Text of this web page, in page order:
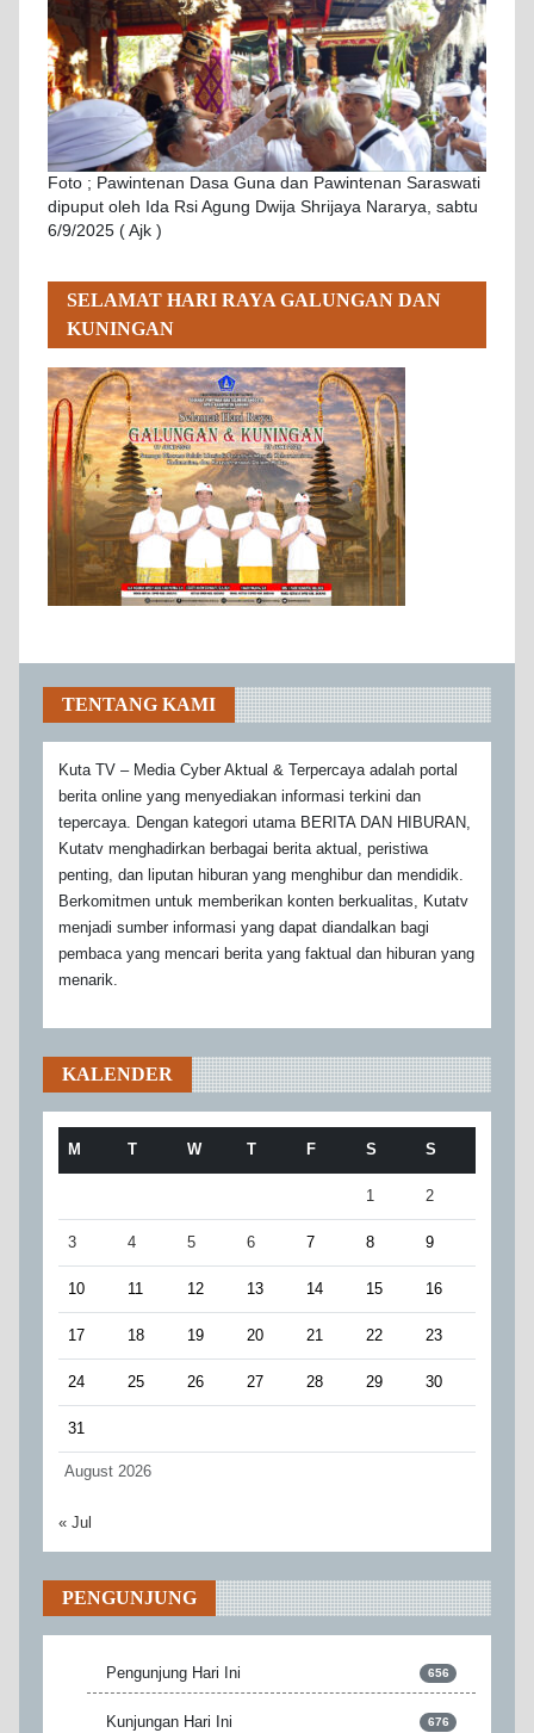
Foto ; Pawintenan Dasa Guna dan Pawintenan Saraswati
dipuput oleh Ida Rsi Agung Dwija Shrijaya Nararya, sabtu
6/9/2025 ( Ajk )
SELAMAT HARI RAYA GALUNGAN DAN
KUNINGAN
TENTANG KAMI
Kuta TV – Media Cyber Aktual & Terpercaya adalah portal
berita online yang menyediakan informasi terkini dan
tepercaya. Dengan kategori utama BERITA DAN HIBURAN,
Kutatv menghadirkan berbagai berita aktual, peristiwa
penting, dan liputan hiburan yang menghibur dan mendidik.
Berkomitmen untuk memberikan konten berkualitas, Kutatv
menjadi sumber informasi yang dapat diandalkan bagi
pembaca yang mencari berita yang faktual dan hiburan yang
menarik.
KALENDER
August 2026
M T W T F S S
1 2
3 4 5 6 7 8 9
10 11 12 13 14 15 16
17 18 19 20 21 22 23
24 25 26 27 28 29 30
31
« Jul
PENGUNJUNG
Pengunjung Hari Ini 656
Kunjungan Hari Ini 676